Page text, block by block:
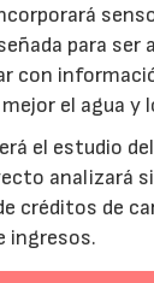
para ser
con
el agua y
el estudio
analizará
créditos de
ingresos.